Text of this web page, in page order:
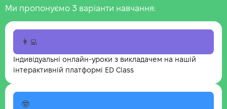
Ми пропонуємо 3 варіанти навчання:
👩‍💻
Індивідуальні онлайн-уроки з викладачем на нашій
інтерактивній платформі ED Class
🤓